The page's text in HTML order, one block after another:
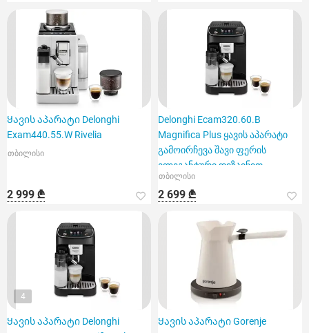
Ყავის აპარატი Delonghi
Exam440.55.W Rivelia
თბილისი
2 999 ₾
Delonghi Ecam320.60.B
Magnifica Plus ყავის აპარატი
გამოირჩევა შავი ფერის
ელეგანტური დიზაინით
თბილისი
2 699 ₾
4
Ყავის აპარატი Delonghi
Ყავის აპარატი Gorenje